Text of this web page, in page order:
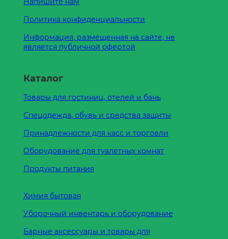
Политика конфиденциальности
Информация, размещенная на сайте, не
является публичной офертой
Каталог
Товары для гостиниц, отелей и бань
Спецодежда, обувь и средства защиты
Принадлежности для касс и торговли
Оборудование для туалетных комнат
Продукты питания
Химия бытовая
Уборочный инвентарь и оборудование
Барные аксессуары и товары для